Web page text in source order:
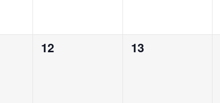
0
12
0
13